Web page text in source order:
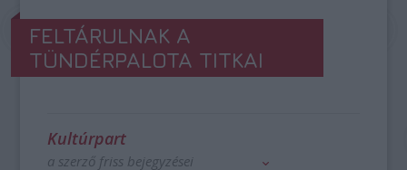
FELTÁRULNAK A
TÜNDÉRPALOTA TITKAI
Kultúrpart
a szerző friss bejegyzései